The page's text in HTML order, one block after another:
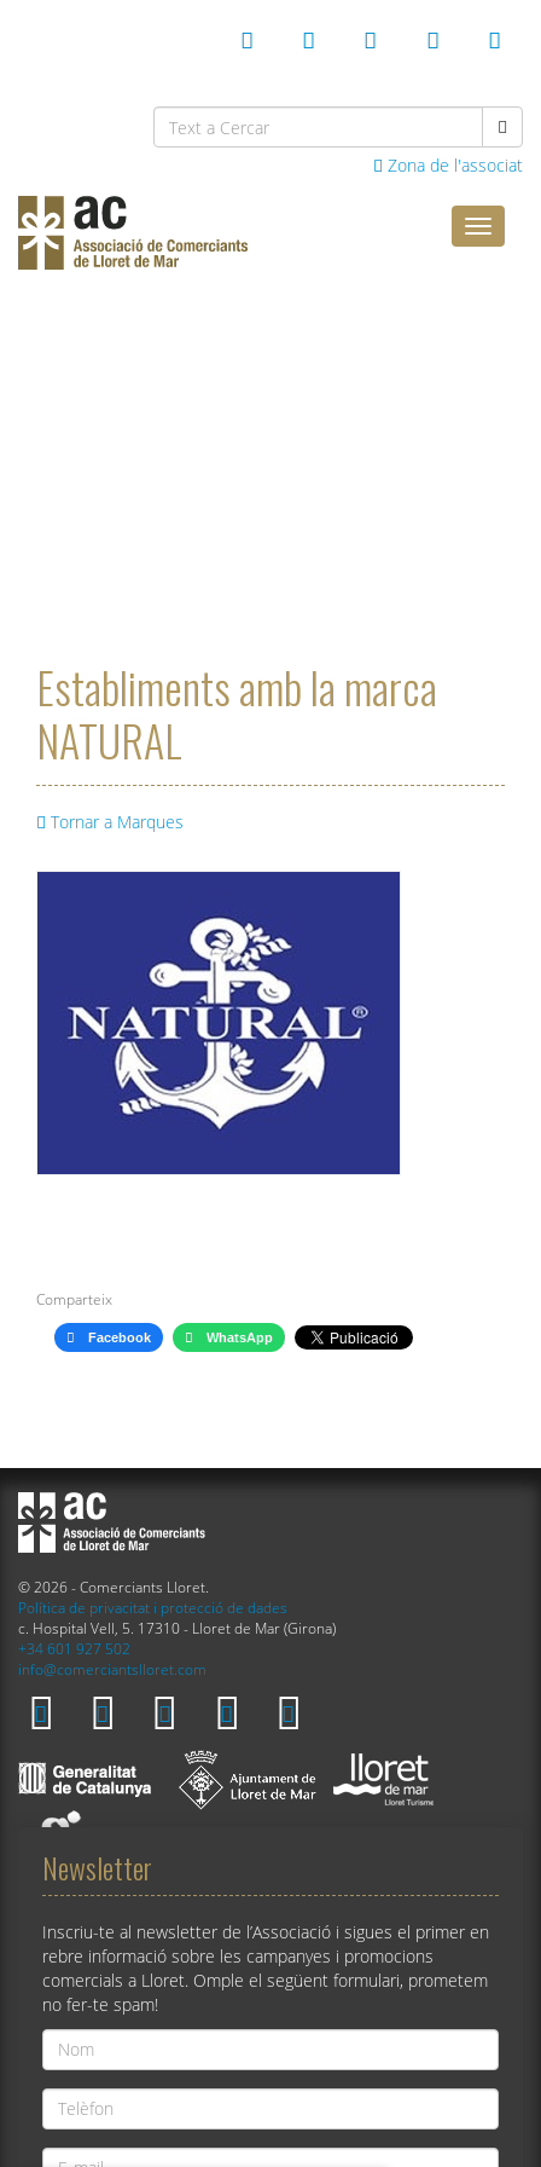
Zona de l'associat
Lloret
Establiments amb la marca
NATURAL
Tornar a Marques
Comparteix
Facebook WhatsApp
© 2026 - Comerciants Lloret.
Política de privacitat i protecció de dades
c. Hospital Vell, 5. 17310 - Lloret de Mar (Girona)
+34 601 927 502
info@comerciantslloret.com
Newsletter
Inscriu-te al newsletter de l’Associació i sigues el primer en
rebre informació sobre les campanyes i promocions
comercials a Lloret. Omple el següent formulari, prometem
no fer-te spam!
Nom
*
Telèfon
*
E-